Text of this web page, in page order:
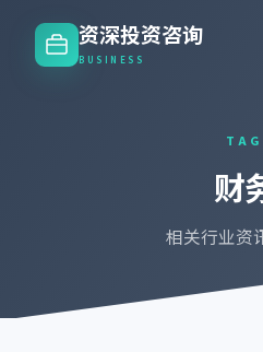
资深投资咨询
BUSINESS
TAG
财
相关行业资